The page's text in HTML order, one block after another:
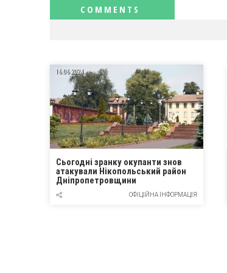
16.06.2024
Сьогодні зранку окупанти знов
атакували Нікопольський район
Дніпропетровщини
ОФІЦІЙНА ІНФОРМАЦІЯ